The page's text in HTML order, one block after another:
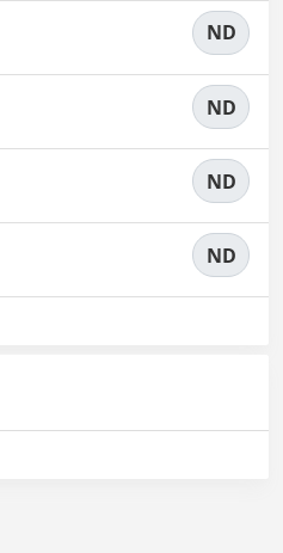
ND
ND
ND
ND